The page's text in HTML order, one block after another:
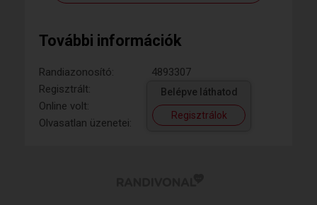
További információk
Randiazonosító:
4893307
Regisztrált:
Online volt:
Olvasatlan üzenetei:
Belépve láthatod
Regisztrálok